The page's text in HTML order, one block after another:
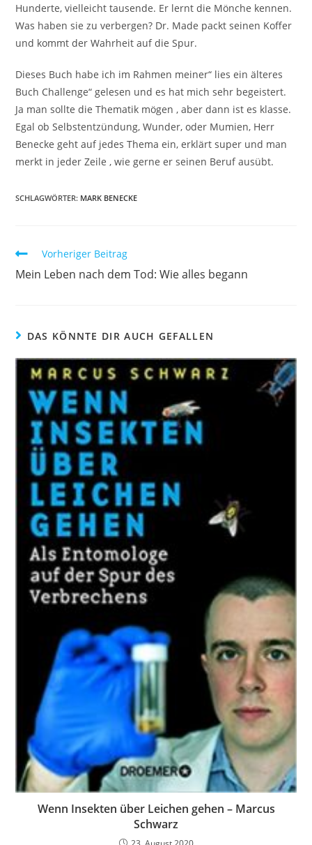
Hunderte, vielleicht tausende. Er lernt die Mönche kennen.
Was haben sie zu verbergen? Dr. Made packt seinen Koffer
und kommt der Wahrheit auf die Spur.
Dieses Buch habe ich im Rahmen meiner“ lies ein älteres
Buch Challenge“ gelesen und es hat mich sehr begeistert.
Ja man sollte die Thematik mögen , aber dann ist es klasse.
Egal ob Selbstentzündung, Wunder, oder Mumien, Herr
Benecke geht auf jedes Thema ein, erklärt super und man
merkt in jeder Zeile , wie gerne er seinen Beruf ausübt.
SCHLAGWÖRTER: MARK BENECKE
Vorheriger Beitrag
Mein Leben nach dem Tod: Wie alles begann
DAS KÖNNTE DIR AUCH GEFALLEN
Wenn Insekten über Leichen gehen – Marcus
Schwarz